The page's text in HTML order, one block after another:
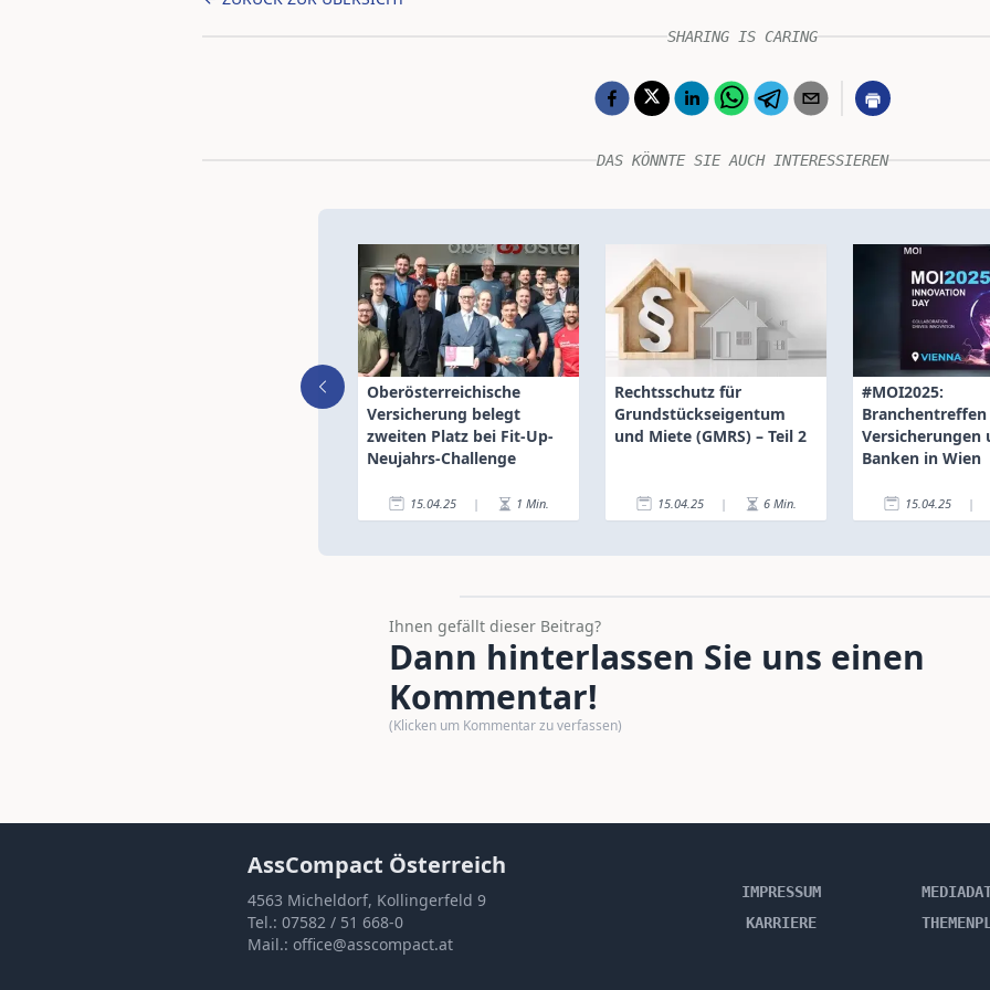
SHARING IS CARING
DAS KÖNNTE SIE AUCH INTERESSIEREN
Oberösterreichische
Versicherung belegt
zweiten Platz bei Fit-Up-
Neujahrs-Challenge
15.04.25 | 1 Min.
Rechtsschutz für
Grundstückseigentum
und Miete (GMRS) – Teil 2
15.04.25 | 6 Min.
#MOI2025:
Versicherungen
Banken in Wien
15.04.25 |
Ihnen gefällt dieser Beitrag?
Dann hinterlassen Sie uns einen
Kommentar!
(Klicken um Kommentar zu verfassen)
AssCompact Österreich
4563 Micheldorf, Kollingerfeld 9
Tel.: 07582 / 51 668-0
Mail.: office@asscompact.at
IMPRESSUM
KARRIERE